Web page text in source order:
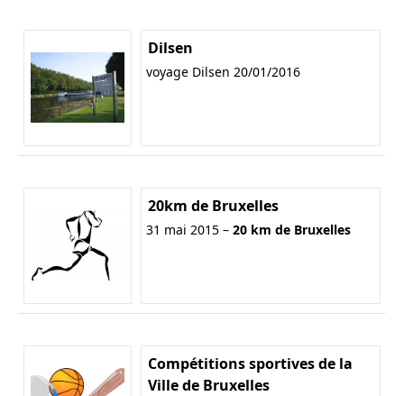
Dilsen
voyage Dilsen 20/01/2016
20km de Bruxelles
31 mai 2015 – 20 km de Bruxelles
Compétitions sportives de la
Ville de Bruxelles